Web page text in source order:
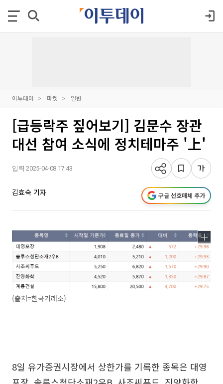
이투데이 마켓 일반
[급등락주 짚어보기] 김문수 장관
대선 참여 소식에 정치테마주 '上'
입력 2025-04-08 17:43
김효숙 기자 구글 선호매체 추가
(출처=한국거래소)
8일 유가증권시장에서 상한가를 기록한 종목은 대영